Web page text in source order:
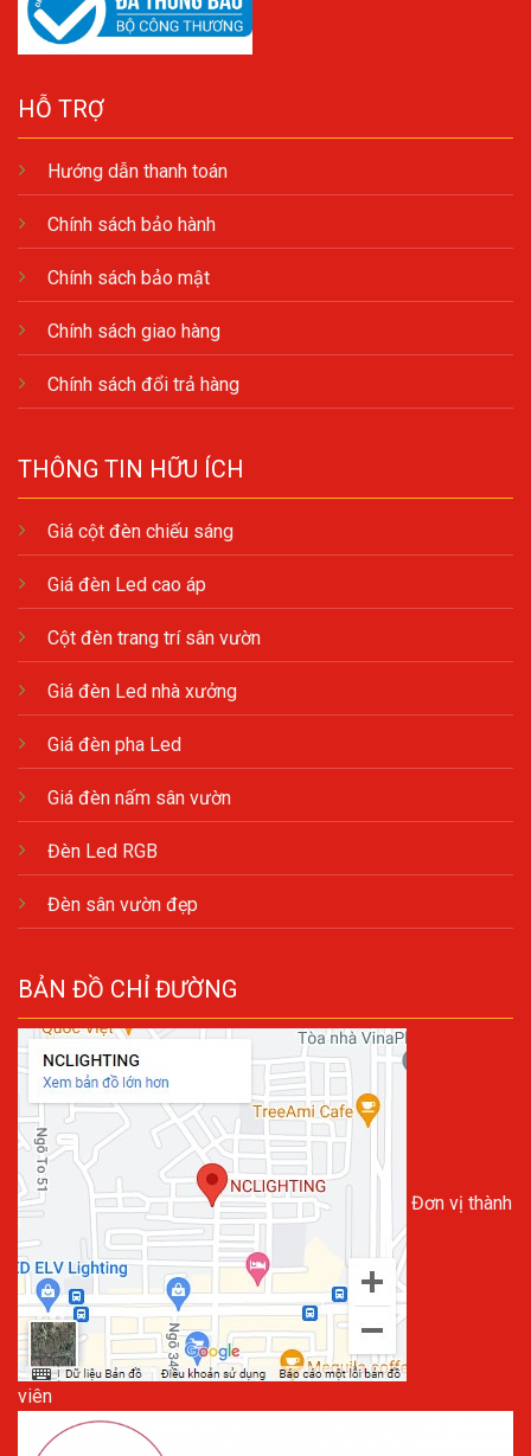
HỖ TRỢ
Hướng dẫn thanh toán
Chính sách bảo hành
Chính sách bảo mật
Chính sách giao hàng
Chính sách đổi trả hàng
THÔNG TIN HỮU ÍCH
Giá cột đèn chiếu sáng
Giá đèn Led cao áp
Cột đèn trang trí sân vườn
Giá đèn Led nhà xưởng
Giá đèn pha Led
Giá đèn nấm sân vườn
Đèn Led RGB
Đèn sân vườn đẹp
BẢN ĐỒ CHỈ ĐƯỜNG
Đơn vị thành
viên